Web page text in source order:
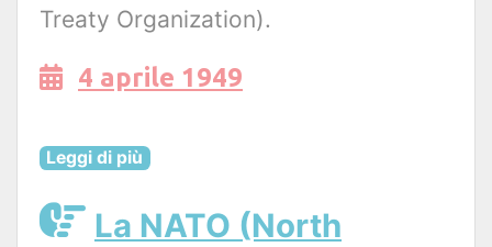
Treaty Organization).
4 aprile 1949
Leggi di più
La NATO (North